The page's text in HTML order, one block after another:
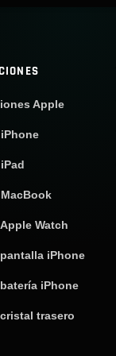
Apple
Watch
iPhone
iPhone
trasero